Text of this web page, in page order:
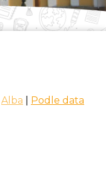
Alba Podle data